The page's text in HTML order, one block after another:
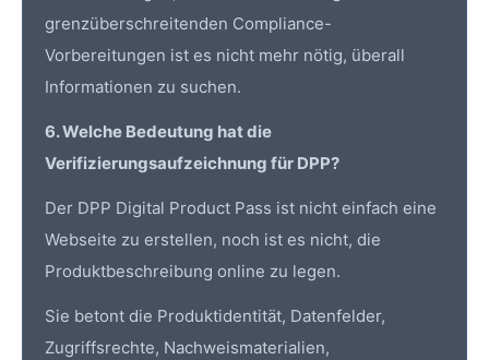
grenzüberschreitenden Compliance-
Vorbereitungen ist es nicht mehr nötig, überall
Informationen zu suchen.
6. Welche Bedeutung hat die
Verifizierungsaufzeichnung für DPP?
Der DPP Digital Product Pass ist nicht einfach eine
Webseite zu erstellen, noch ist es nicht, die
Produktbeschreibung online zu legen.
Sie betont die Produktidentität, Datenfelder,
Zugriffsrechte, Nachweismaterialien,